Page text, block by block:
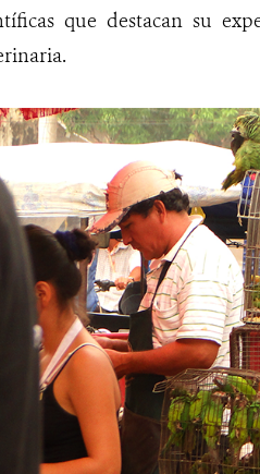
que destacan su